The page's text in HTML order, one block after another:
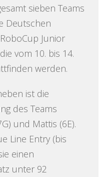
sieben Teams
Deutschen
Junior
vom 10. bis 14.
werden.
ist die
des Teams
und Mattis (6E).
Line Entry (bis
einen
unter 92